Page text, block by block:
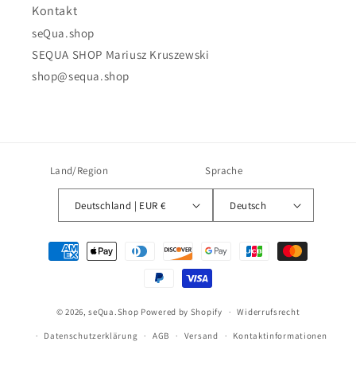
Kontakt
seQua.shop
SEQUA SHOP Mariusz Kruszewski
shop@sequa.shop
Land/Region
Deutschland | EUR €
Sprache
Deutsch
Zahlungsmethoden
© 2026,seQua.Shop Powered by Shopify Widerrufsrecht
Datenschutzerklärung AGB Versand Kontaktinformationen